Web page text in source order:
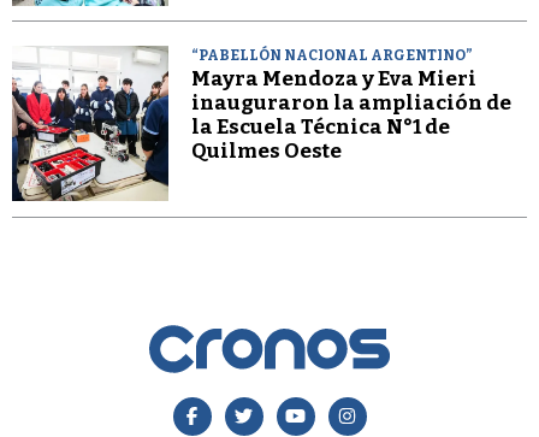
“PABELLÓN NACIONAL ARGENTINO”
Mayra Mendoza y Eva Mieri
inauguraron la ampliación de
la Escuela Técnica N°1 de
Quilmes Oeste